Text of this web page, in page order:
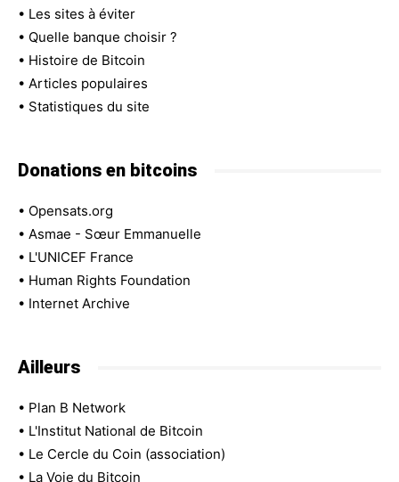
• Les sites à éviter
• Quelle banque choisir ?
• Histoire de Bitcoin
• Articles populaires
• Statistiques du site
Donations en bitcoins
• Opensats.org
• Asmae - Sœur Emmanuelle
• L'UNICEF France
• Human Rights Foundation
• Internet Archive
Ailleurs
• Plan B Network
• L'Institut National de Bitcoin
• Le Cercle du Coin (association)
• La Voie du Bitcoin